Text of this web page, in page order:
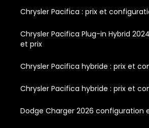
Chrysler Pacifica : prix et
Chrysler Pacifica Plug-in Hybrid
et prix
Chrysler Pacifica hybride : prix et
Chrysler Pacifica hybride : prix et
Dodge Charger 2026 configuration